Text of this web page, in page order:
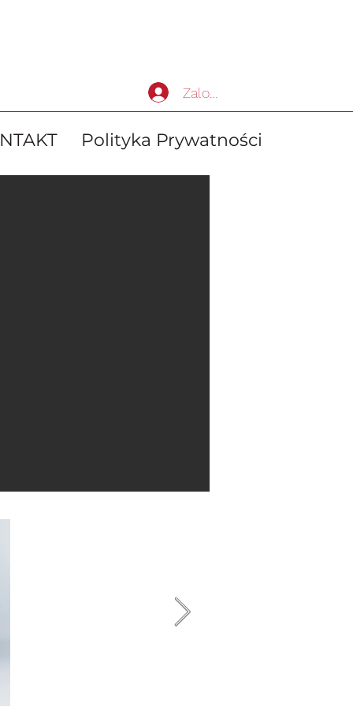
Polityka Prywatności
Zaloguj się